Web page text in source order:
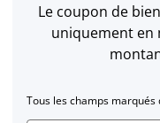
Le coupon de
uniquement en
Tous les champs